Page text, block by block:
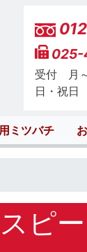
受付 月
日・祝日
ミツバチ
ピ